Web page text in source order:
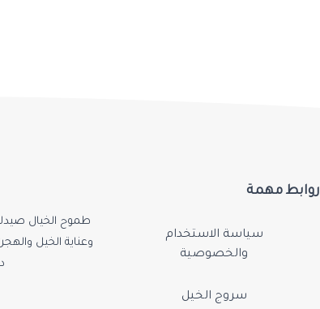
روابط مهمة
سياسة الاستخدام
والخصوصية
سروج الخيل
طموح الخيال
وعناية الخيل